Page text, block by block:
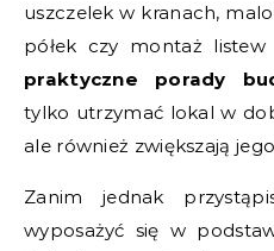
uszczelek w kranach,
półek czy montaż listew
praktyczne porady
tylko utrzymać lokal w
ale również zwiększają
Zanim jednak
wyposażyć się w